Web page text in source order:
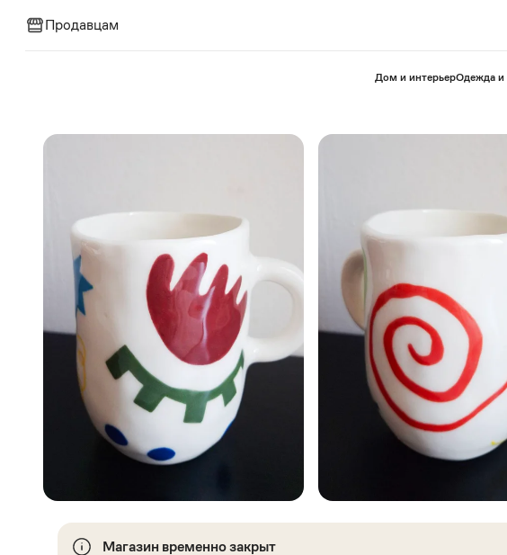
Продавцам
⁠Дом и интерьерОдежда и
Магазин временно закрыт